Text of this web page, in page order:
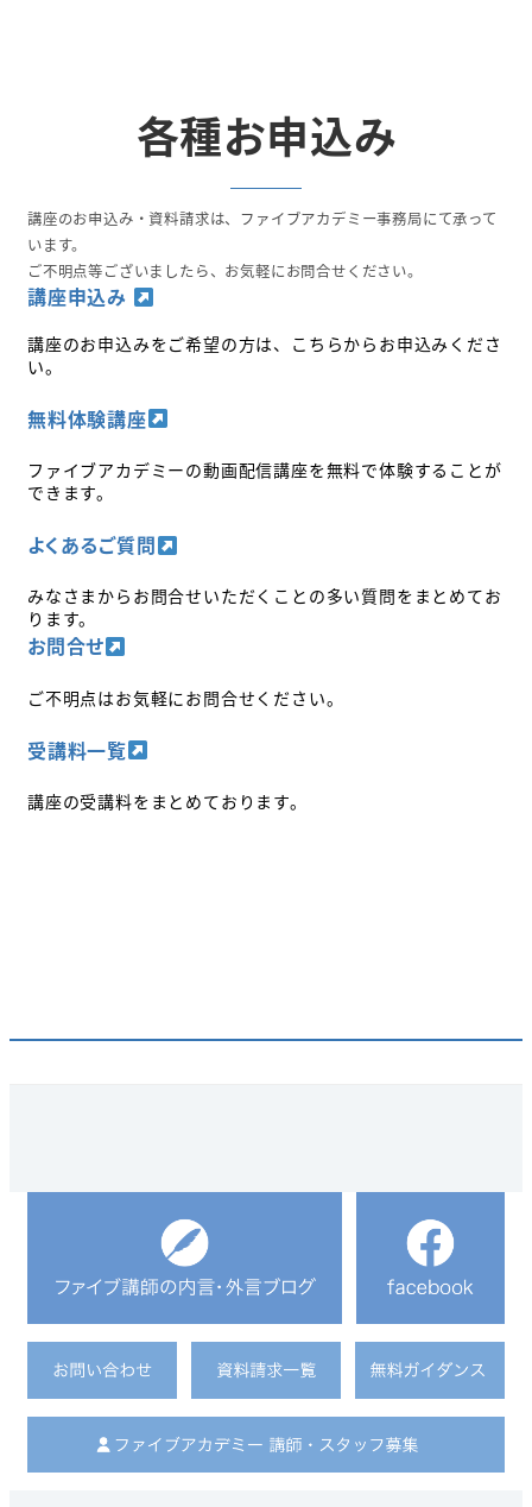
各種お申込み
講座のお申込み・資料請求は、ファイブアカデミー事務局にて承って
います。
ご不明点等ございましたら、お気軽にお問合せください。
講座申込み
講座のお申込みをご希望の方は、こちらからお申込みくださ
い。
無料体験講座
ファイブアカデミーの動画配信講座を無料で体験することが
できます。
よくあるご質問
みなさまからお問合せいただくことの多い質問をまとめてお
ります。
お問合せ
ご不明点はお気軽にお問合せください。
受講料一覧
講座の受講料をまとめております。